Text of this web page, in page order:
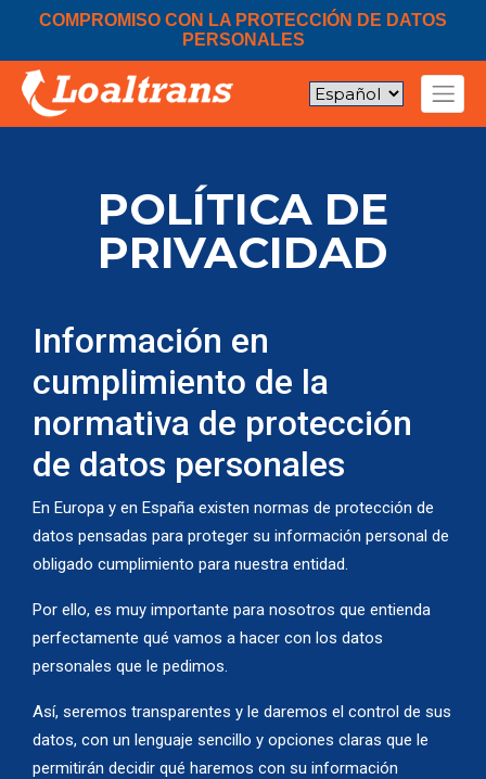
COMPROMISO CON LA PROTECCIÓN DE DATOS
PERSONALES
POLÍTICA DE
PRIVACIDAD
Información en
cumplimiento de la
normativa de protección
de datos personales
En Europa y en España existen normas de protección de
datos pensadas para proteger su información personal de
obligado cumplimiento para nuestra entidad.
Por ello, es muy importante para nosotros que entienda
perfectamente qué vamos a hacer con los datos
personales que le pedimos.
Así, seremos transparentes y le daremos el control de sus
datos, con un lenguaje sencillo y opciones claras que le
permitirán decidir qué haremos con su información